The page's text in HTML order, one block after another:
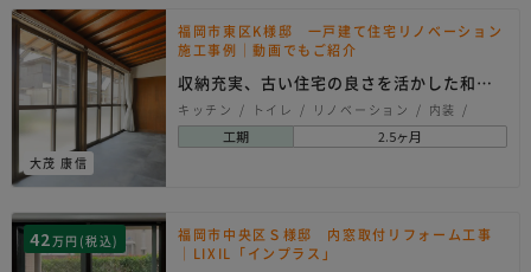
大茂 康信
福岡市東区K様邸 一戸建て住宅リノベーション
施工事例｜動画でもご紹介
収納充実、古い住宅の良さを活かした和モ
ダンリノベーショ…
キッチン トイレ リノベーション
内装
和室
壁工事 外観・屋根 建具 玄関
窓
和モダン
工期 2.5ヶ月
42万円(税込)
福岡市中央区Ｓ様邸 内窓取付リフォーム工事
｜LIXIL「インプラス」